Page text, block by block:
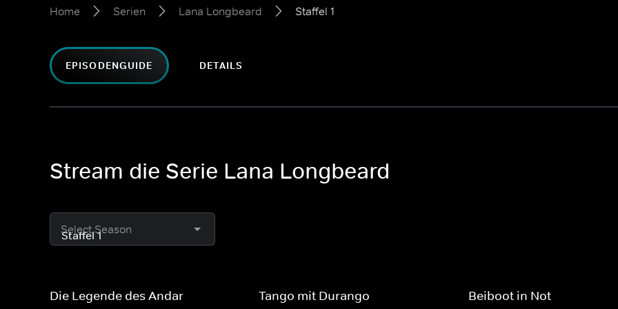
Home Serien Lana Longbeard Staffel 1
EPISODENGUIDE DETAILS
Stream die Serie Lana Longbeard
Select Season
Die Legende des Andar Tango mit Durango Beiboot in Not